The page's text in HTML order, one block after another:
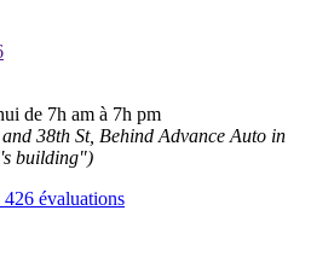
de 7h am à 7h pm
38th St, Behind Advance Auto in
building")
426 évaluations